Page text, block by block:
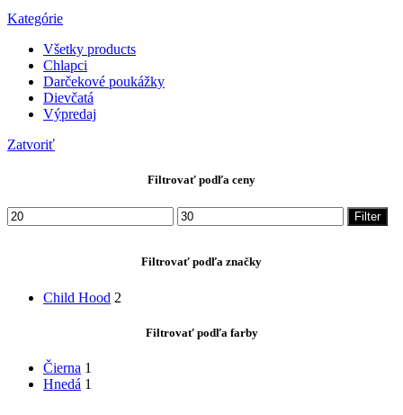
Kategórie
Všetky products
Chlapci
Darčekové poukážky
Dievčatá
Výpredaj
Zatvoriť
Filtrovať podľa ceny
Minimálna
cena
Maximálna
cena
Filter
Filtrovať podľa značky
Child Hood 2
Filtrovať podľa farby
Čierna 1
Hnedá 1